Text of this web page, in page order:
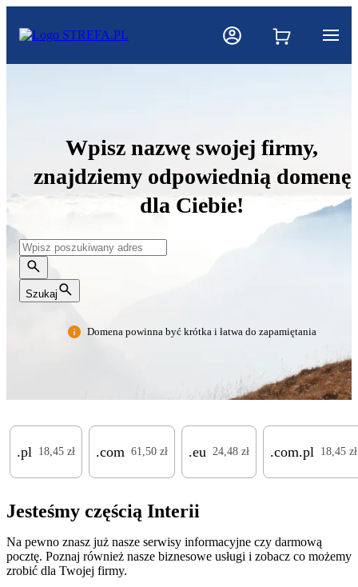
Wpisz nazwę swojej firmy,
znajdziemy odpowiednią domenę
dla Ciebie!
Szukaj
Domena powinna być krótka i łatwa do zapamiętania
.pl 18,45 zł .com 61,50 zł .eu 24,48 zł .com.pl 18,45 zł
Jesteśmy częścią Interii
Na pewno znasz już nasze serwisy informacyjne czy darmową
pocztę. Poznaj również nasze biznesowe usługi i zobacz co możemy
zrobić dla Twojej firmy.